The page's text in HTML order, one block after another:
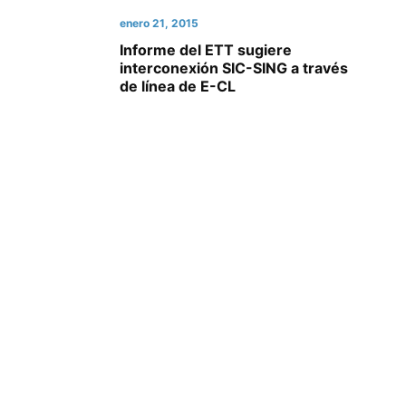
enero 21, 2015
Informe del ETT sugiere
interconexión SIC-SING a través
de línea de E-CL